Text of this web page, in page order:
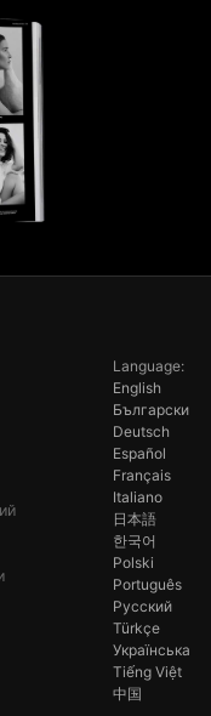
Language:
English
Български
Deutsch
Español
Français
Italiano
日本語
한국어
Polski
Português
Русский
Türkçe
Українська
Tiếng Việt
中国